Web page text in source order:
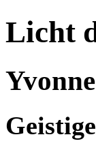
Licht